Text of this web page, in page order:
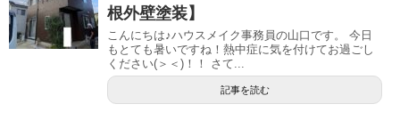
根外壁塗装】
こんにちは♪ハウスメイク事務員の山口です。 今日
もとても暑いですね！熱中症に気を付けてお過ごし
ください(＞＜)！！ さて...
記事を読む